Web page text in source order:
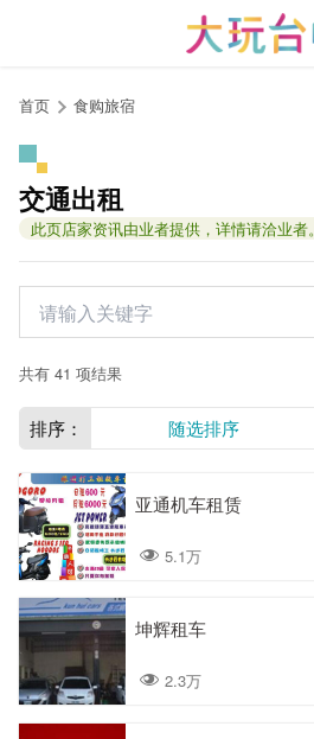
首页 食购旅宿
交通出租
此页店家资讯由业者提供，详情请洽业者。
共有 41 项结果
排序： 随选排序
亚通机车租赁
5.1万
坤辉租车
2.3万